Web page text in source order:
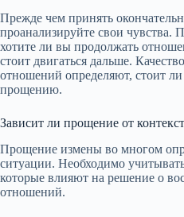
Прежде чем принять
проанализируйте свои чувства.
хотите ли вы продолжать
стоит двигаться дальше.
отношений определяют, стоит ли
прощению.
Зависит ли прощение от
Прощение измены во многом
ситуации. Необходимо
которые влияют на решение о
отношений.